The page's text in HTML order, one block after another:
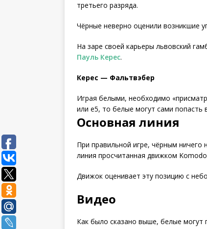
третьего разряда.
Чёрные неверно оценили возникшие
На заре своей карьеры львовский
Пауль Керес.
Керес — Фальтвэбер
Играя белыми, необходимо
или e5, то белые могут сами попасть
Основная линия
При правильной игре, чёрным ничего
линия просчитанная движком Komodo
Движок оценивает эту позицию с
Видео
Как было сказано выше, белые могут